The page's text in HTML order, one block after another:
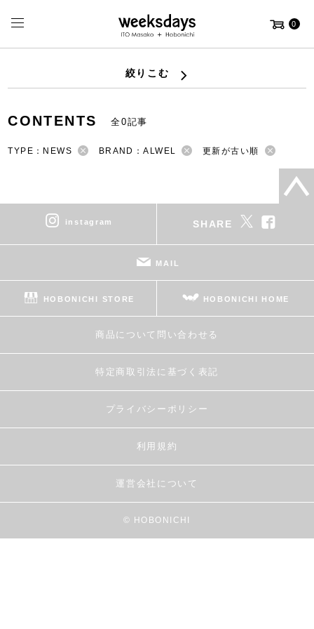
0
絞りこむ
CONTENTS 全0記事
TYPE：NEWS BRAND：ALWEL 更新が古い順
instagram SHARE
MAIL
HOBONICHI STORE HOBONICHI HOME
商品について問い合わせる
特定商取引法に基づく表記
プライバシーポリシー
利用規約
運営会社について
© HOBONICHI